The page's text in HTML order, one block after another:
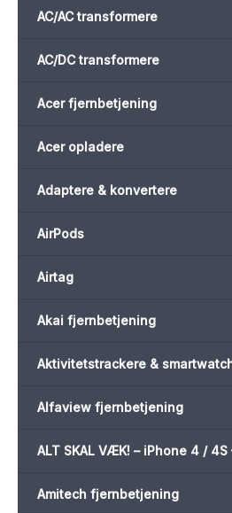
AC/AC transformere
AC/DC transformere
Acer fjernbetjening
Acer opladere
Adaptere & konvertere
AirPods
Airtag
Akai fjernbetjening
Aktivitetstrackere &
Alfaview fjernbetjening
ALT SKAL VÆK! – iPhone 4 /
Amitech fjernbetjening